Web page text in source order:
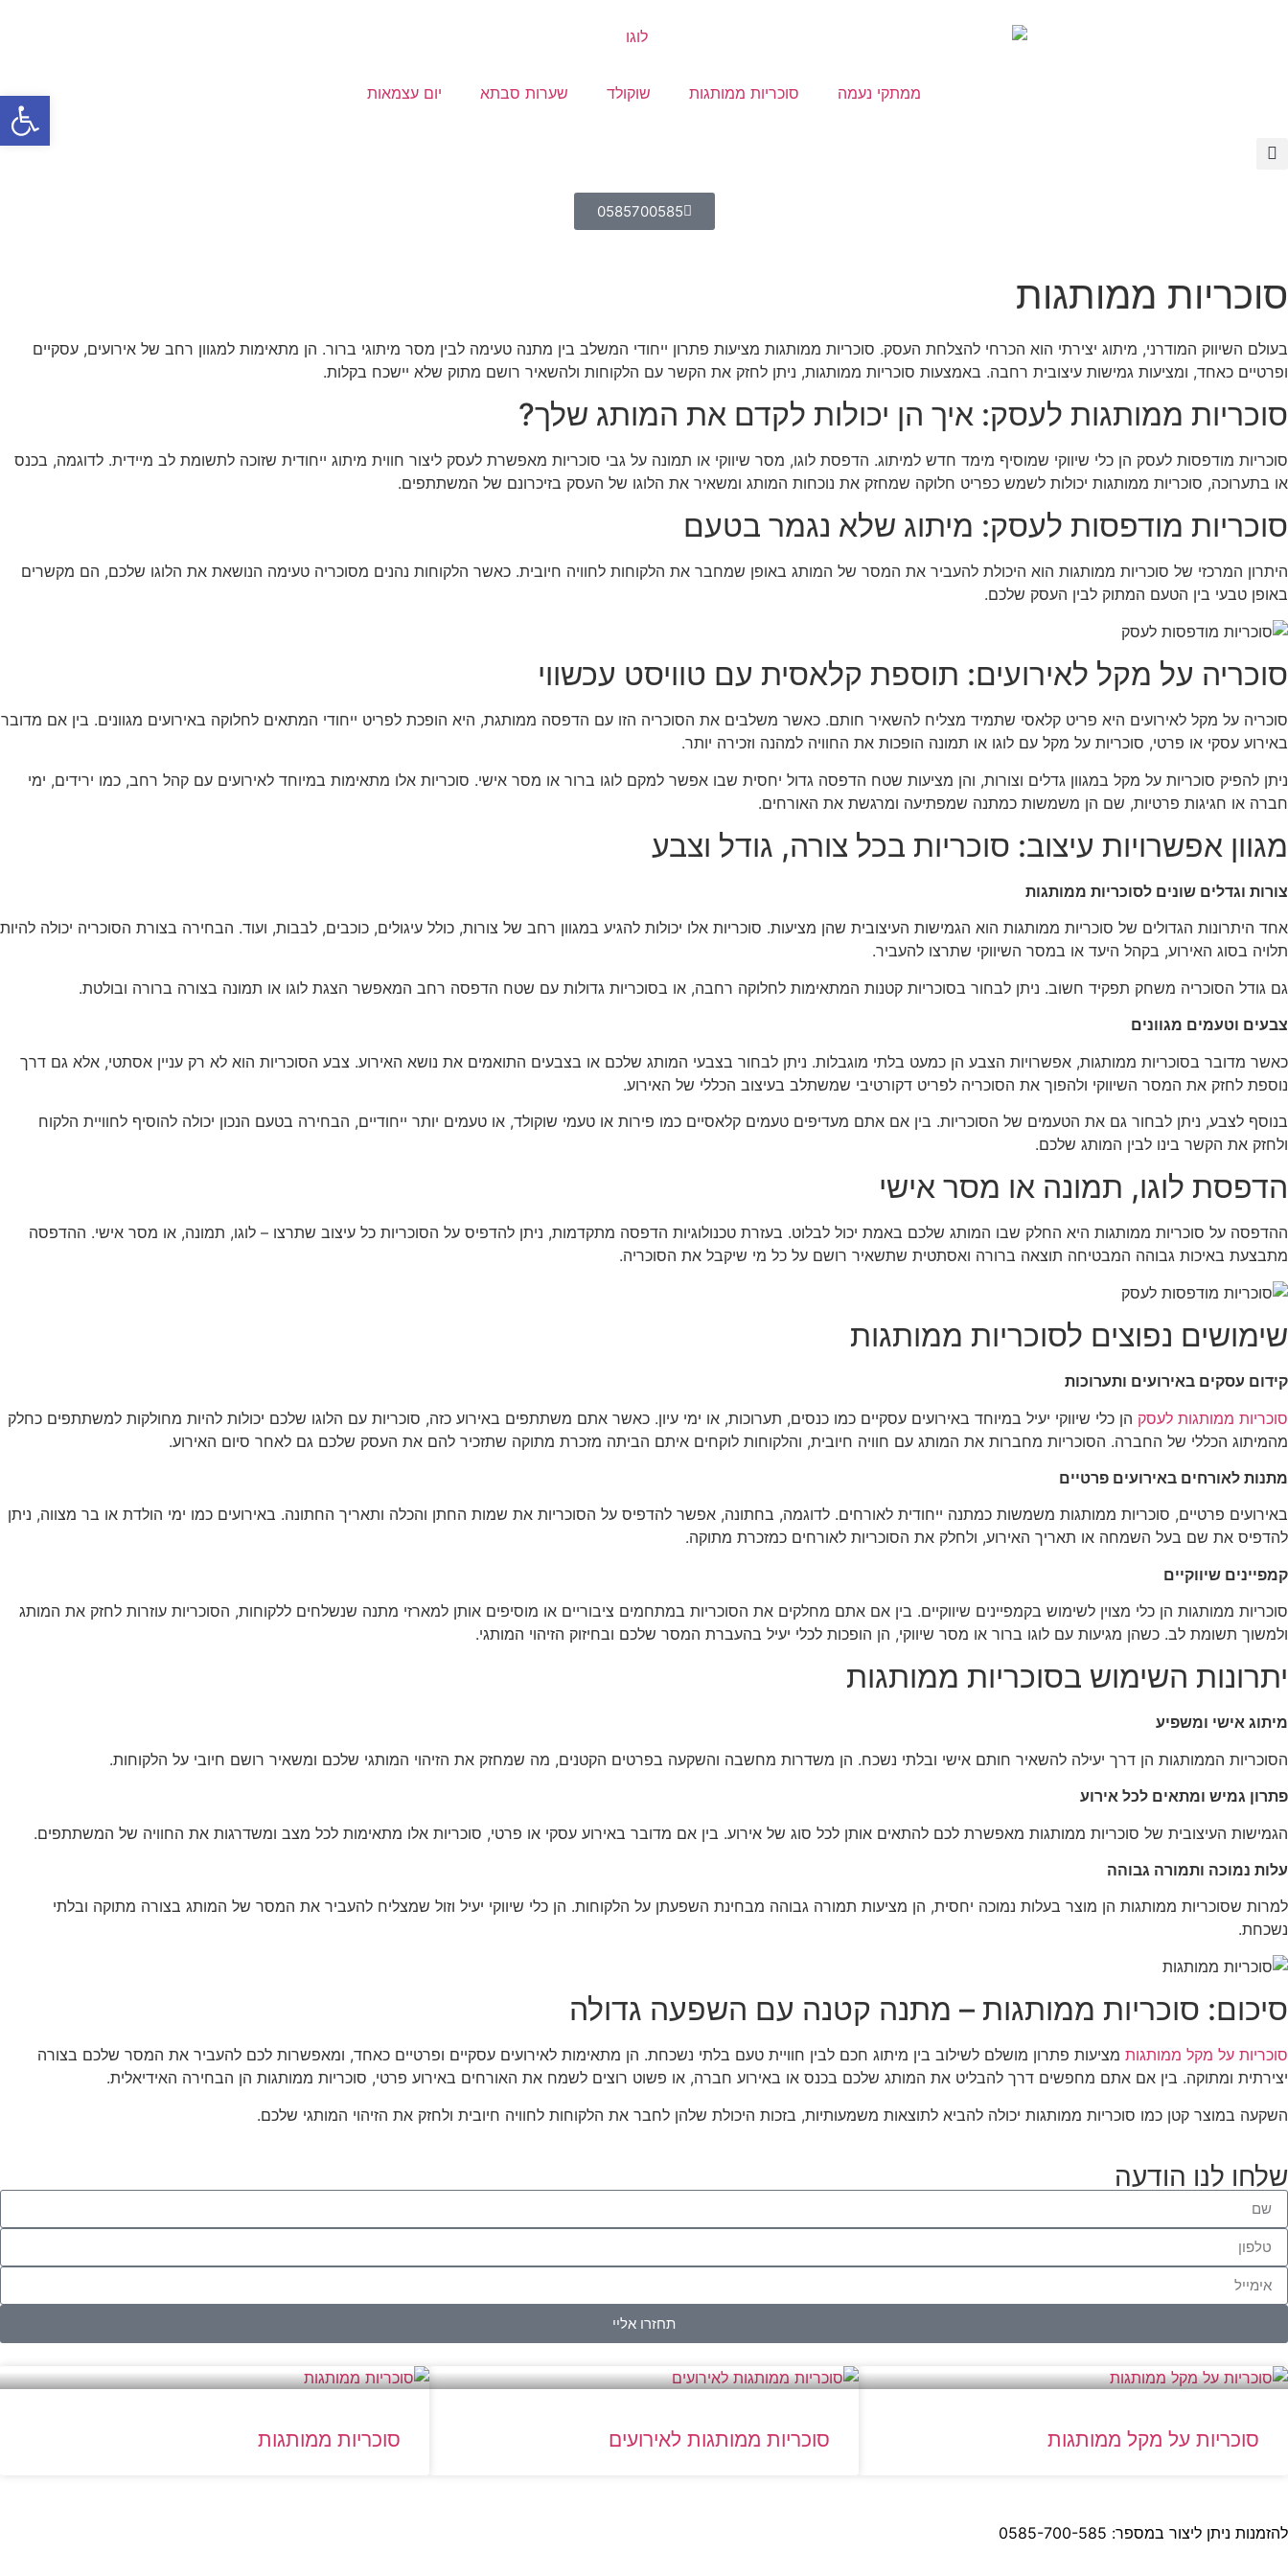
ממתקי נעמה סוכריות ממותגות שוקולד שערות סבתא יום עצמאות
0585700585
סוכריות ממותגות
בעולם השיווק המודרני, מיתוג יצירתי הוא הכרחי להצלחת העסק. סוכריות ממותגות מציעות פתרון ייחודי המשלב בין מתנה טעימה לבין מסר מיתוגי ברור. הן מתאימות למגוון רחב של אירועים, עסקיים
ופרטיים כאחד, ומציעות גמישות עיצובית רחבה. באמצעות סוכריות ממותגות, ניתן לחזק את הקשר עם הלקוחות ולהשאיר רושם מתוק שלא יישכח בקלות.
סוכריות ממותגות לעסק: איך הן יכולות לקדם את המותג שלך?
סוכריות מודפסות לעסק הן כלי שיווקי שמוסיף מימד חדש למיתוג. הדפסת לוגו, מסר שיווקי או תמונה על גבי סוכריות מאפשרת לעסק ליצור חווית מיתוג ייחודית שזוכה לתשומת לב מיידית. לדוגמה, בכנס
או בתערוכה, סוכריות ממותגות יכולות לשמש כפריט חלוקה שמחזק את נוכחות המותג ומשאיר את הלוגו של העסק בזיכרונם של המשתתפים.
סוכריות מודפסות לעסק: מיתוג שלא נגמר בטעם
היתרון המרכזי של סוכריות ממותגות הוא היכולת להעביר את המסר של המותג באופן שמחבר את הלקוחות לחוויה חיובית. כאשר הלקוחות נהנים מסוכריה טעימה הנושאת את הלוגו שלכם, הם מקשרים
באופן טבעי בין הטעם המתוק לבין העסק שלכם.
סוכריה על מקל לאירועים: תוספת קלאסית עם טוויסט עכשווי
סוכריה על מקל לאירועים היא פריט קלאסי שתמיד מצליח להשאיר חותם. כאשר משלבים את הסוכריה הזו עם הדפסה ממותגת, היא הופכת לפריט ייחודי המתאים לחלוקה באירועים מגוונים. בין אם מדובר
באירוע עסקי או פרטי, סוכריות על מקל עם לוגו או תמונה הופכות את החוויה למהנה וזכירה יותר.
ניתן להפיק סוכריות על מקל במגוון גדלים וצורות, והן מציעות שטח הדפסה גדול יחסית שבו אפשר למקם לוגו ברור או מסר אישי. סוכריות אלו מתאימות במיוחד לאירועים עם קהל רחב, כמו ירידים, ימי
חברה או חגיגות פרטיות, שם הן משמשות כמתנה שמפתיעה ומרגשת את האורחים.
מגוון אפשרויות עיצוב: סוכריות בכל צורה, גודל וצבע
צורות וגדלים שונים לסוכריות ממותגות
אחד היתרונות הגדולים של סוכריות ממותגות הוא הגמישות העיצובית שהן מציעות. סוכריות אלו יכולות להגיע במגוון רחב של צורות, כולל עיגולים, כוכבים, לבבות, ועוד. הבחירה בצורת הסוכריה יכולה להיות
תלויה בסוג האירוע, בקהל היעד או במסר השיווקי שתרצו להעביר.
גם גודל הסוכריה משחק תפקיד חשוב. ניתן לבחור בסוכריות קטנות המתאימות לחלוקה רחבה, או בסוכריות גדולות עם שטח הדפסה רחב המאפשר הצגת לוגו או תמונה בצורה ברורה ובולטת.
צבעים וטעמים מגוונים
כאשר מדובר בסוכריות ממותגות, אפשרויות הצבע הן כמעט בלתי מוגבלות. ניתן לבחור בצבעי המותג שלכם או בצבעים התואמים את נושא האירוע. צבע הסוכריות הוא לא רק עניין אסתטי, אלא גם דרך
נוספת לחזק את המסר השיווקי ולהפוך את הסוכריה לפריט דקורטיבי שמשתלב בעיצוב הכללי של האירוע.
בנוסף לצבע, ניתן לבחור גם את הטעמים של הסוכריות. בין אם אתם מעדיפים טעמים קלאסיים כמו פירות או טעמי שוקולד, או טעמים יותר ייחודיים, הבחירה בטעם הנכון יכולה להוסיף לחוויית הלקוח
ולחזק את הקשר בינו לבין המותג שלכם.
הדפסת לוגו, תמונה או מסר אישי
ההדפסה על סוכריות ממותגות היא החלק שבו המותג שלכם באמת יכול לבלוט. בעזרת טכנולוגיות הדפסה מתקדמות, ניתן להדפיס על הסוכריות כל עיצוב שתרצו – לוגו, תמונה, או מסר אישי. ההדפסה
מתבצעת באיכות גבוהה המבטיחה תוצאה ברורה ואסתטית שתשאיר רושם על כל מי שיקבל את הסוכריה.
שימושים נפוצים לסוכריות ממותגות
קידום עסקים באירועים ותערוכות
סוכריות ממותגות לעסק הן כלי שיווקי יעיל במיוחד באירועים עסקיים כמו כנסים, תערוכות, או ימי עיון. כאשר אתם משתתפים באירוע כזה, סוכריות עם הלוגו שלכם יכולות להיות מחולקות למשתתפים כחלק
מהמיתוג הכללי של החברה. הסוכריות מחברות את המותג עם חוויה חיובית, והלקוחות לוקחים איתם הביתה מזכרת מתוקה שתזכיר להם את העסק שלכם גם לאחר סיום האירוע.
מתנות לאורחים באירועים פרטיים
באירועים פרטיים, סוכריות ממותגות משמשות כמתנה ייחודית לאורחים. לדוגמה, בחתונה, אפשר להדפיס על הסוכריות את שמות החתן והכלה ותאריך החתונה. באירועים כמו ימי הולדת או בר מצווה, ניתן
להדפיס את שם בעל השמחה או תאריך האירוע, ולחלק את הסוכריות לאורחים כמזכרת מתוקה.
קמפיינים שיווקיים
סוכריות ממותגות הן כלי מצוין לשימוש בקמפיינים שיווקיים. בין אם אתם מחלקים את הסוכריות במתחמים ציבוריים או מוסיפים אותן למארזי מתנה שנשלחים ללקוחות, הסוכריות עוזרות לחזק את המותג
ולמשוך תשומת לב. כשהן מגיעות עם לוגו ברור או מסר שיווקי, הן הופכות לכלי יעיל בהעברת המסר שלכם ובחיזוק הזיהוי המותגי.
יתרונות השימוש בסוכריות ממותגות
מיתוג אישי ומשפיע
הסוכריות הממותגות הן דרך יעילה להשאיר חותם אישי ובלתי נשכח. הן משדרות מחשבה והשקעה בפרטים הקטנים, מה שמחזק את הזיהוי המותגי שלכם ומשאיר רושם חיובי על הלקוחות.
פתרון גמיש ומתאים לכל אירוע
הגמישות העיצובית של סוכריות ממותגות מאפשרת לכם להתאים אותן לכל סוג של אירוע. בין אם מדובר באירוע עסקי או פרטי, סוכריות אלו מתאימות לכל מצב ומשדרגות את החוויה של המשתתפים.
עלות נמוכה ותמורה גבוהה
למרות שסוכריות ממותגות הן מוצר בעלות נמוכה יחסית, הן מציעות תמורה גבוהה מבחינת השפעתן על הלקוחות. הן כלי שיווקי יעיל וזול שמצליח להעביר את המסר של המותג בצורה מתוקה ובלתי
נשכחת.
סיכום: סוכריות ממותגות – מתנה קטנה עם השפעה גדולה
סוכריות על מקל ממותגות מציעות פתרון מושלם לשילוב בין מיתוג חכם לבין חוויית טעם בלתי נשכחת. הן מתאימות לאירועים עסקיים ופרטיים כאחד, ומאפשרות לכם להעביר את המסר שלכם בצורה
יצירתית ומתוקה. בין אם אתם מחפשים דרך להבליט את המותג שלכם בכנס או באירוע חברה, או פשוט רוצים לשמח את האורחים באירוע פרטי, סוכריות ממותגות הן הבחירה האידיאלית.
השקעה במוצר קטן כמו סוכריות ממותגות יכולה להביא לתוצאות משמעותיות, בזכות היכולת שלהן לחבר את הלקוחות לחוויה חיובית ולחזק את הזיהוי המותגי שלכם.
שלחו לנו הודעה
תחזרו אליי
סוכריות על מקל ממותגות סוכריות ממותגות לאירועים סוכריות ממותגות
להזמנות ניתן ליצור במספר: 0585-700-585
פתח